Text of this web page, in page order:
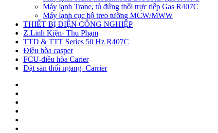
Máy lạnh Trane, tủ đứng thổi trực tiếp Gas R407C
Máy lạnh cục bộ treo tường MCW/MWW
THIẾT BỊ ĐIỆN CÔNG NGHIỆP
Z.Linh Kiện- Thu Phạm
TTD & TTT Series 50 Hz R407C
Điều hòa casper
FCU-điều hòa Carier
Đặt sàn thổi ngang- Carrier